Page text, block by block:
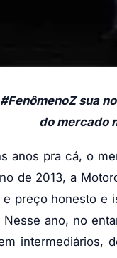
sua
do mercado
anos pra cá, o
de 2013, a
preço honesto e
ano, no
intermediários,